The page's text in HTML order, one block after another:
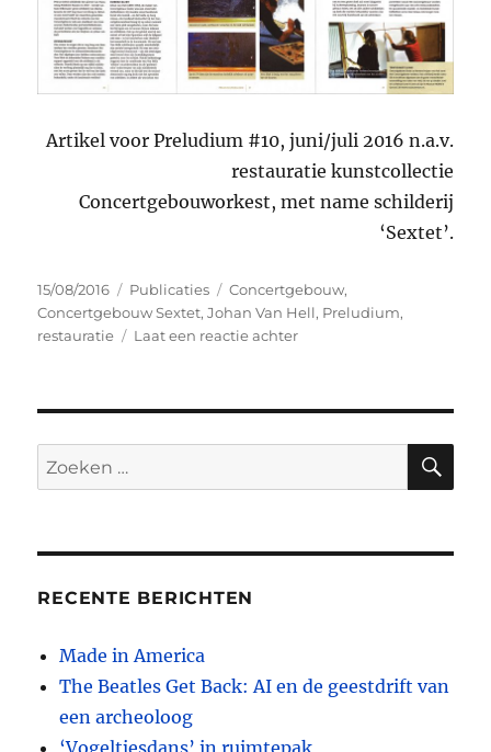
Artikel voor Preludium #10, juni/juli 2016 n.a.v.
restauratie kunstcollectie
Concertgebouworkest, met name schilderij
‘Sextet’.
Geplaatst
op
15/08/2016 Categorieën
Publicaties Tags
Concertgebouw,
Concertgebouw Sextet,Johan Van Hell, Preludium,
restauratie
Laat een reactie achterop
Zoeken
naar:
RECENTE BERICHTEN
Made in America
The Beatles Get Back: AI en de geestdrift van
een archeoloog
‘Vogeltjesdans’ in ruimtepak